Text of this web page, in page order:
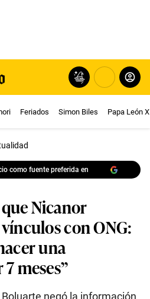
Feriados Simon Biles Papa León
como fuente preferida en
Nicanor
con ONG:
una
meses”
negó la información